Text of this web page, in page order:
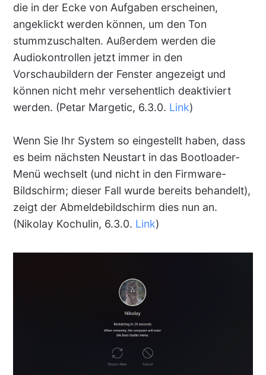
die in der Ecke von Aufgaben erscheinen,
angeklickt werden können, um den Ton
stummzuschalten. Außerdem werden die
Audiokontrollen jetzt immer in den
Vorschaubildern der Fenster angezeigt und
können nicht mehr versehentlich deaktiviert
werden. (Petar Margetic, 6.3.0. Link)
Wenn Sie Ihr System so eingestellt haben, dass
es beim nächsten Neustart in das Bootloader-
Menü wechselt (und nicht in den Firmware-
Bildschirm; dieser Fall wurde bereits behandelt),
zeigt der Abmeldebildschirm dies nun an.
(Nikolay Kochulin, 6.3.0. Link)